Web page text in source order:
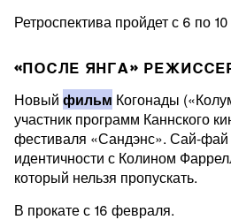
Ретроспектива пройдет с 6 по
«ПОСЛЕ ЯНГА»
Новый фильм Когонады
участник программ Каннского
фестиваля «Сандэнс». Сай-
идентичности с Колином
который нельзя пропускать.
В прокате с 16 февраля.